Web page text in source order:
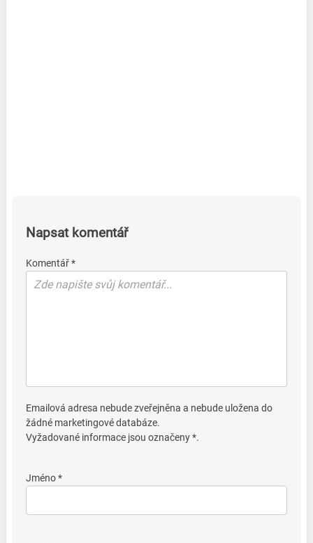
Napsat komentář
Komentář *
Emailová adresa nebude zveřejněna a nebude uložena do
žádné marketingové databáze.
Vyžadované informace jsou označeny *.
Jméno *